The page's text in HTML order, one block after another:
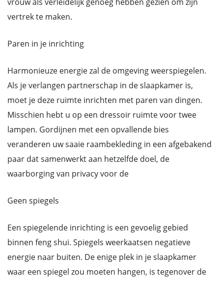
vertrek te maken.
Paren in je inrichting
Harmonieuze energie zal de omgeving weerspiegelen.
Als je verlangen partnerschap in de slaapkamer is,
moet je deze ruimte inrichten met paren van dingen.
Misschien hebt u op een dressoir ruimte voor twee
lampen. Gordijnen met een opvallende bies
veranderen uw saaie raambekleding in een afgebakend
paar dat samenwerkt aan hetzelfde doel, de
waarborging van privacy voor de
Geen spiegels
Een spiegelende inrichting is een gevoelig gebied
binnen feng shui. Spiegels weerkaatsen negatieve
energie naar buiten. De enige plek in je slaapkamer
waar een spiegel zou moeten hangen, is tegenover de